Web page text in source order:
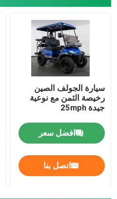
سيارة الجولف الصين
رخيصة الثمن مع نوعية
جيدة 25mph
افضل سعر
اتصل بنا